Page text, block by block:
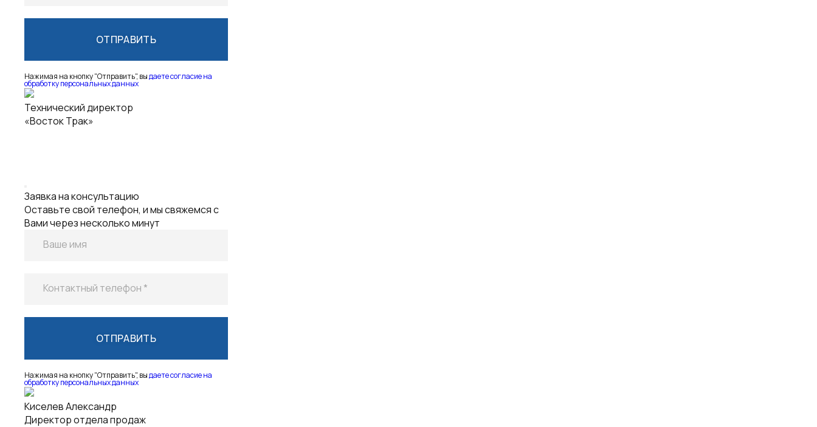
Нажимая на кнопку "Отправить", выдаете согласие на
обработку персональных данных
Технический директор
«Восток Трак»
Заявка на консультацию
Оставьте свой телефон, и мы свяжемся с
Вами через несколько минут
Ваше имя
Контактный телефон *
Нажимая на кнопку "Отправить", выдаете согласие на
обработку персональных данных
Киселев Александр
Директор отдела продаж